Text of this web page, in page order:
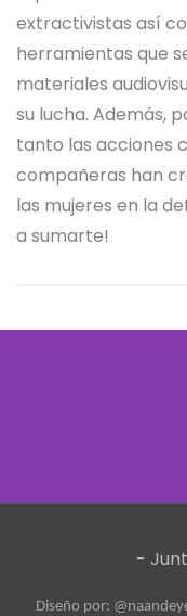
extractivistas así
herramientas que
materiales
su lucha. Además,
tanto las acciones
compañeras han
las mujeres en la
a sumarte!
-
Diseño por: